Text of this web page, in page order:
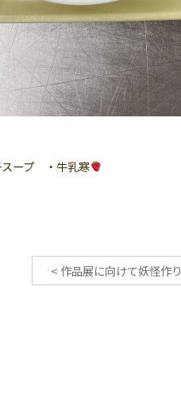
ープ ・牛乳寒
< 作品展に向けて妖怪作り